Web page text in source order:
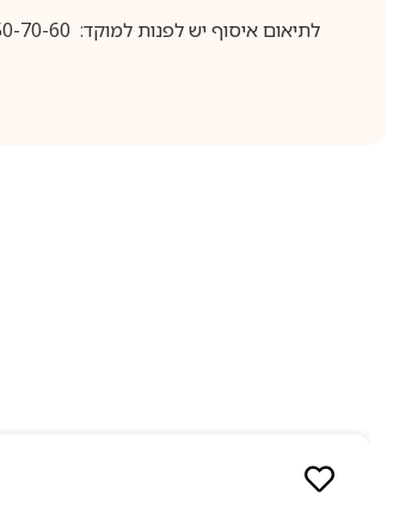
לתיאום איסוף יש לפנות למוקד: 1700-50-70-60